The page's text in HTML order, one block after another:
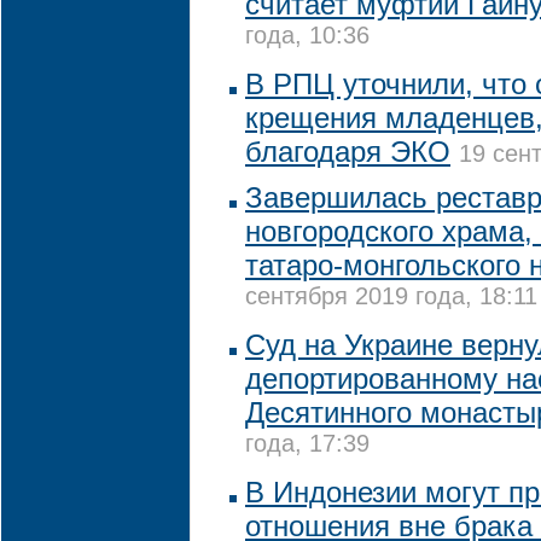
года, 10:36
В РПЦ уточнили, что
крещения
благодаря ЭКО 19
Завершилась
новгородского
татаро-монгольского
сентября 2019 года, 18:11
Суд на Украине
депортированному
Десятинного
года, 17:39
В Индонезии могут
отношения вне